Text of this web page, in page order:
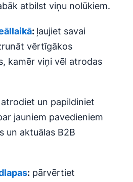
atbilst viņu nolūkiem.
: ļaujiet savai
vērtīgākos
kamēr viņi vēl atrodas
atrodiet un papildiniet
jauniem pavedieniem
un aktuālas B2B
: pārvērtiet